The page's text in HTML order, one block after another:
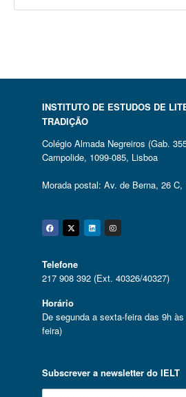
INSTITUTO DE ESTUDOS DE
TRADIÇÃO
Colégio Almada Negreiros (Gab.
Campolide, 1099-085, Lisboa
Morada postal: Av. de Berna, 26 C,
Facebook
Twitter
Linkedin
Telefone
217 908 392 (Ext. 40326/40327)
Horário
De segunda a sexta-feira das 9h
feira)
Subscrever a newsletter do IELT